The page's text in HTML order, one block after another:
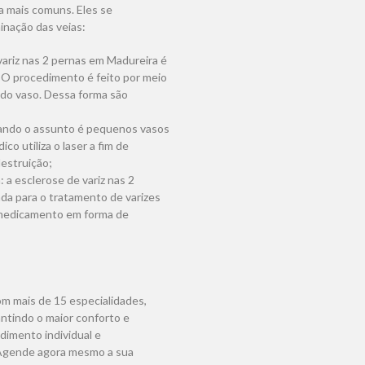
mais comuns. Eles se
das veias:
nas 2 pernas em Madureira é
procedimento é feito por meio
vaso. Dessa forma são
o assunto é pequenos vasos
utiliza o laser a fim de
a esclerose de variz nas 2
para o tratamento de varizes
em forma de
mais de 15 especialidades,
o maior conforto e
individual e
agora mesmo a sua